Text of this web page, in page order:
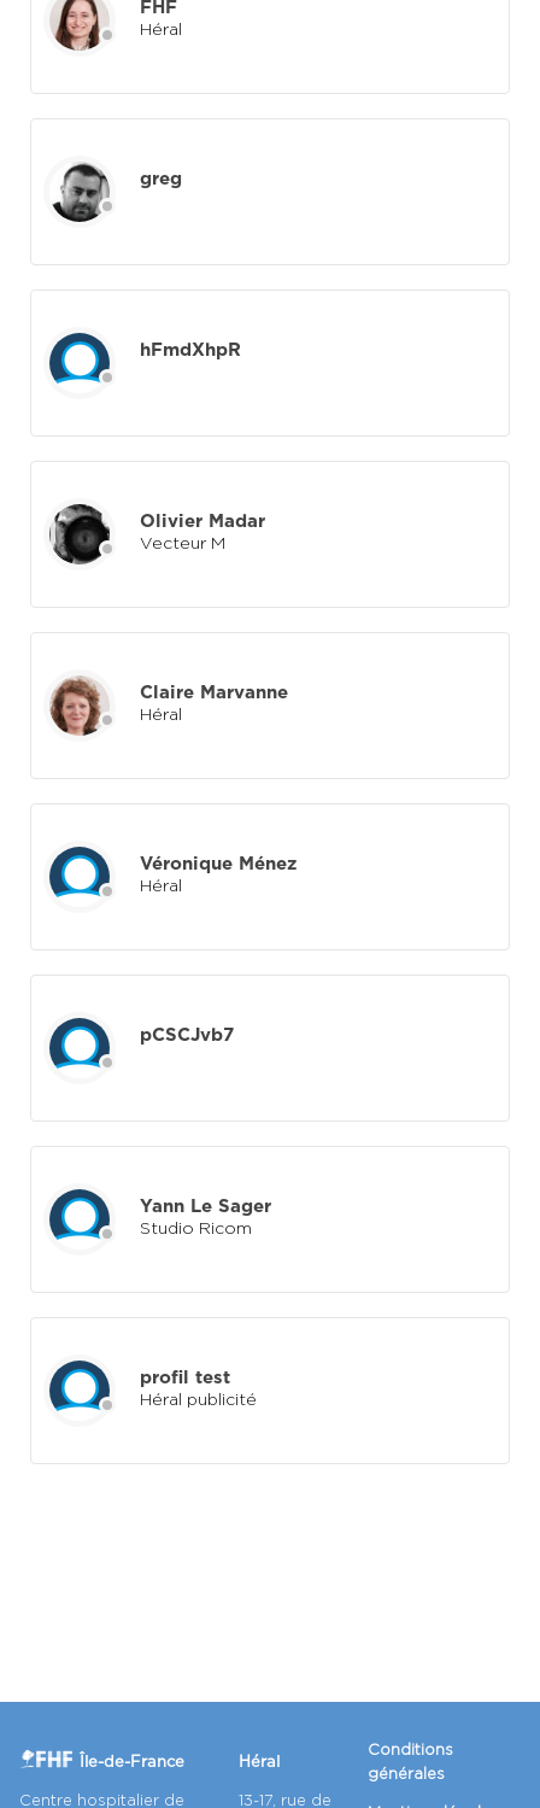
FHF
Héral
greg
hFmdXhpR
Olivier Madar
Vecteur M
Claire Marvanne
Héral
Véronique Ménez
Héral
pCSCJvb7
Yann Le Sager
Studio Ricom
profil test
Héral publicité
Île-de-France Héral
Conditions
générales
Centre hospitalier de
13-17, rue de